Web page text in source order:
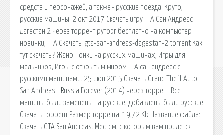
средств и персонажей, а также - русские поезда! Круто,
русские машины. 2 окт 2017 Скачать игру ГТА Сан Андреас
Дагестан 2 через торрент руторг бесплатно на компьютер
новинки, ГТА Скачать: gta-san-andreas-dagestan-2.torrent Как
тут скачать ? Жанр: Гонки на русских машинах, Игры для
мальчиков, Игры с открытым миром ГТА сан андреас с
русскими машинами. 25 июн 2015 Скачать Grand Theft Auto:
San Andreas - Russia Forever (2014) через торрент Все
машины были заменены на русские, добавлены были русские
Скачать торрент Размер торрента: 19,72 Kb Название файла:.
Скачать GTA San Andreas. Местом, с которым вам придется